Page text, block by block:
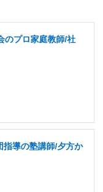
のプロ家庭教師/社
指導の塾講師/夕方か